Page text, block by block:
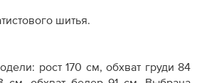
шитья.
рост 170 см, обхват груди 84